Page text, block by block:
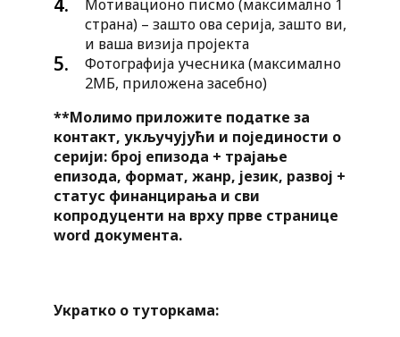
Мотивационо писмо (максимално 1
страна) – зашто ова серија, зашто ви,
и ваша визија пројекта
Фотографија учесника (максимално
2МБ, приложена засебно)
**Молимо приложите податке за
контакт, укључујући и појединости о
серији: број епизода + трајање
епизода, формат, жанр, језик, развој +
статус финанцирања и сви
копродуценти на врху прве странице
word документа.
Укратко о туторкама: